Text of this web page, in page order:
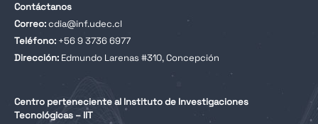
Contáctanos
Correo:cdia@inf.udec.cl
Teléfono: +56 9 3736 6977
Dirección: Edmundo Larenas #310, Concepción
Centro perteneciente al Instituto de Investigaciones
Tecnológicas – IIT